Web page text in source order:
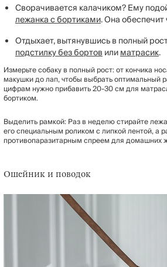
Сворачивается калачиком? Ему
лежанка с бортиками. Она обеспечит
Отдыхает, вытянувшись в полный
подстилку без бортовилиматрасик.
Измерьте собаку в полный рост: от кончика
макушки до лап, чтобы выбрать оптимальный
цифрам нужно прибавить 20-30 см для
бортиком.
Выделить рамкой: Раз в неделю стирайте
его специальным роликом с липкой лентой, а
противопаразитарным спреем для домашних
Ошейник и поводок